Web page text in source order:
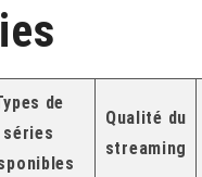
de
séries
Qualité du
streaming